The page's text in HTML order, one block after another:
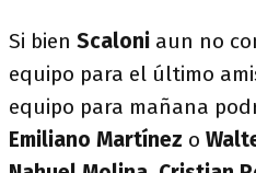
Si bien Scaloni aun no
equipo para el último
equipo para mañana
Emiliano Martínez o